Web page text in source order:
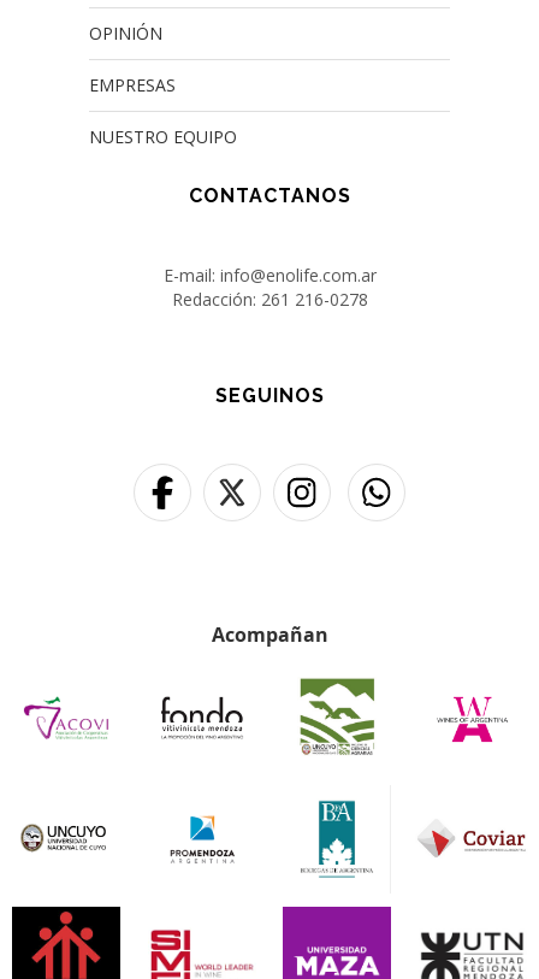
OPINIÓN
EMPRESAS
NUESTRO EQUIPO
CONTACTANOS
E-mail: info@enolife.com.ar
Redacción: 261 216-0278
SEGUINOS
Acompañan